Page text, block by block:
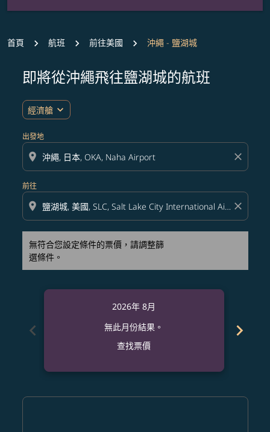
首頁 航班 前往美國 沖繩 - 鹽湖城
即將從沖繩飛往鹽湖城的航班
經濟艙 expand_more
出發地
location_on close
前往
location_on close
無符合您設定條件的票價，請調整篩
選條件。
無符合您設定條件的票價，請調整篩選條件。
chevron_left
2026年 8月
無此月份結果。
查找票價
chevron_right